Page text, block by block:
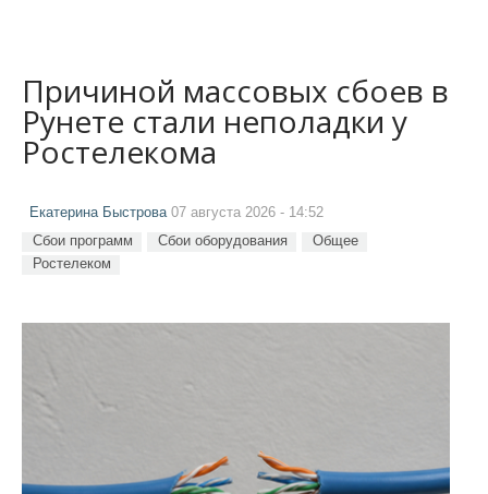
Причиной массовых сбоев в
Рунете стали неполадки у
Ростелекома
Екатерина Быстрова07 августа 2026 - 14:52
Сбои программ Сбои оборудования
Общее
Ростелеком